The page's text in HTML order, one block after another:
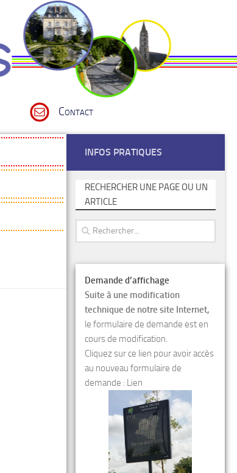
Contact
INFOS PRATIQUES
RECHERCHER UNE PAGE OU UN
ARTICLE
Demande d’affichage
Suite à une modification
technique de notre site Internet,
le formulaire de demande est en
cours de modification.
Cliquez sur ce lien pour avoir accès
au nouveau formulaire de
demande : Lien